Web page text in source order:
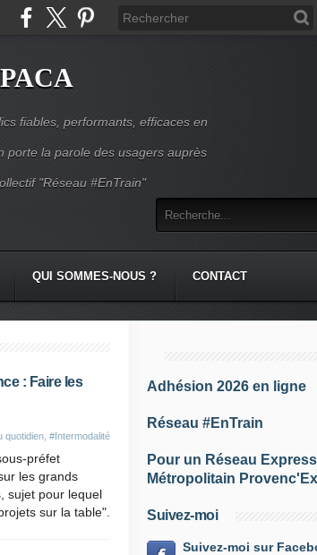
fiables, performants, efficaces en
porte la parole des usagers auprès
"Réseau #EnTrain"
QUI SOMMES-NOUS ? CONTACT
: Faire les
quotidien #Intermodalité
préfet
les grands
sujet pour lequel
sur la table".
Adhésion 2026 en ligne
Réseau #EnTrain
Pour un Réseau Express
Métropolitain
Suivez-moi
Suivez-moi sur